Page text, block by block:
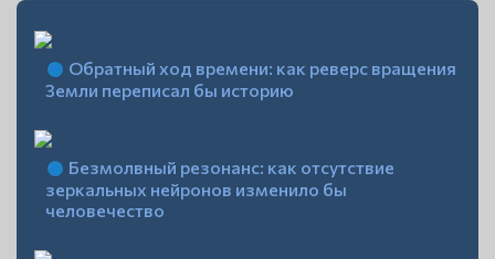
Обратный ход времени: как реверс вращения
Земли переписал бы историю
Безмолвный резонанс: как отсутствие
зеркальных нейронов изменило бы
человечество